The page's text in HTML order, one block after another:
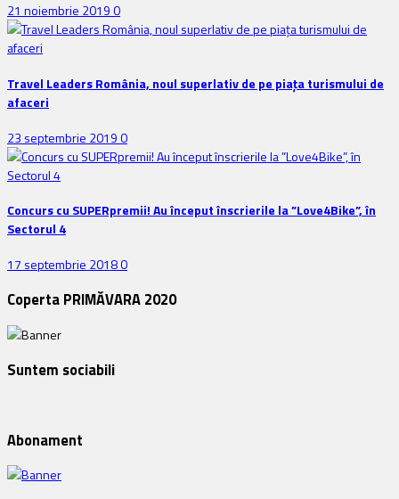
21 noiembrie 20190
Travel Leaders România, noul superlativ de pe piața turismului de
afaceri
23 septembrie 20190
Concurs cu SUPERpremii! Au început înscrierile la ”Love4Bike”, în
Sectorul 4
17 septembrie 20180
Coperta PRIMĂVARA 2020
Suntem sociabili
Abonament